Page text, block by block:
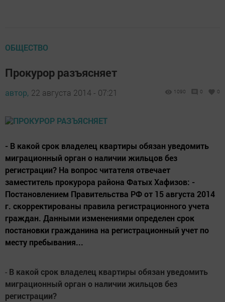
ОБЩЕСТВО
Прокурор разъясняет
автор, 22 августа 2014 - 07:21 1090 0 0
- В какой срок владелец квартиры обязан уведомить
миграционный орган о наличии жильцов без
регистрации? На вопрос читателя отвечает
заместитель прокурора района Фатых Хафизов: -
Постановлением Правительства РФ от 15 августа 2014
г. скорректированы правила регистрационного учета
граждан. Данными изменениями определен срок
постановки гражданина на регистрационный учет по
месту пребывания...
- В какой срок владелец квартиры обязан уведомить
миграционный орган о наличии жильцов без
регистрации?